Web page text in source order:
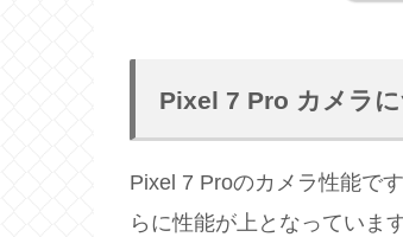
Pixel 7 Pro カメラに
Pixel 7 Proのカメラ性能です
らに性能が上となっています